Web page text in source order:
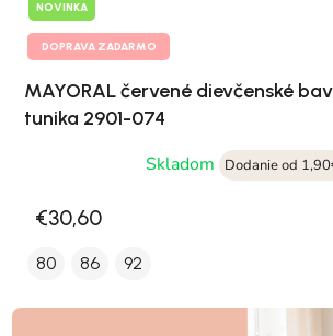
NOVINKA
DOPRAVA ZADARMO
MAYORAL červené dievčenské
tunika 2901-074
Skladom
Dodanie od
€30,60
80 86 92